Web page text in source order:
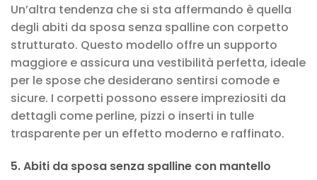
Un’altra tendenza che si sta affermando è quella
degli abiti da sposa senza spalline con corpetto
strutturato. Questo modello offre un supporto
maggiore e assicura una vestibilità perfetta, ideale
per le spose che desiderano sentirsi comode e
sicure. I corpetti possono essere impreziositi da
dettagli come perline, pizzi o inserti in tulle
trasparente per un effetto moderno e raffinato.
5. Abiti da sposa senza spalline con mantello